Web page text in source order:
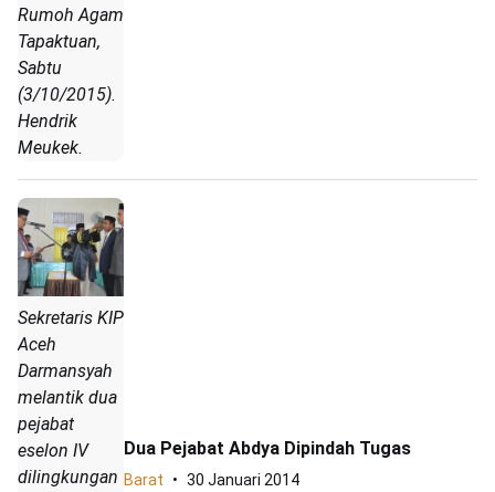
Rumoh Agam
Tapaktuan,
Sabtu
(3/10/2015).
Hendrik
Meukek.
Sekretaris KIP
Aceh
Darmansyah
melantik dua
pejabat
eselon IV
dilingkungan
Dua Pejabat Abdya Dipindah Tugas
Barat 30 Januari 2014